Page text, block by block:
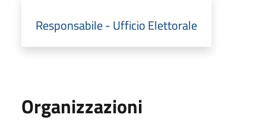
Responsabile - Ufficio Elettorale
Organizzazioni